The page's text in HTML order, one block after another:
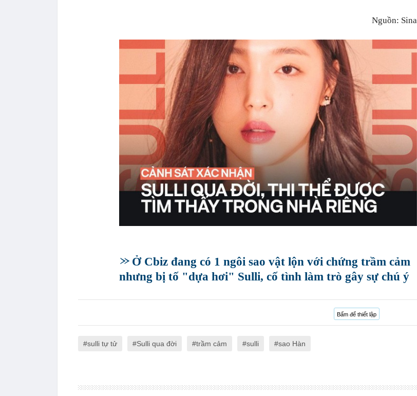
Nguồn: Sina
Ở Cbiz đang có 1 ngôi sao vật lộn với chứng trầm cảm
nhưng bị tố "dựa hơi" Sulli, cố tình làm trò gây sự chú ý
Bấm để thiết lập
sulli tự tử Sulli qua đời trầm cảm sulli sao Hàn